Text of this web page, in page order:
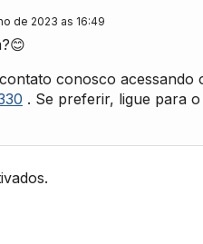
de 2023 as 16:49
conosco acessando
. Se preferir, ligue para